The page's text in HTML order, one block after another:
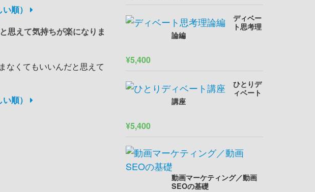
順）
思えて気持ちが楽になりま
なくてもいいんだと思えて
順）
ディベー
ト思考理
論編
¥5,400
ひとりデ
ィベート
講座
¥5,400
動画マーケティング／動画
SEOの基礎